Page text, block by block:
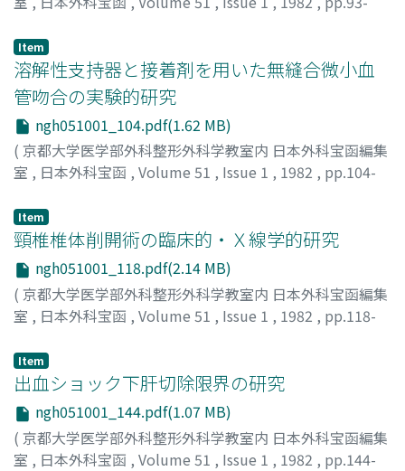
岡本, 新一郎
Item
溶解性支持器と接着剤を用いた無縫合微小血
管吻合の実験的研究
ngh051001_104.pdf(1.62 MB)
( 京都大学医学部外科整形外科学教室内 日本外科宝函編集
室 , 日本外科宝函 , Volume 51 , Issue 1 , 1982 , pp.104-
山形, 専
Item
頸椎椎体削開術の臨床的・Ｘ線学的研究
ngh051001_118.pdf(2.14 MB)
( 京都大学医学部外科整形外科学教室内 日本外科宝函編集
室 , 日本外科宝函 , Volume 51 , Issue 1 , 1982 , pp.118-
池畑, 孝二郎
Item
出血ショック下肝切除限界の研究
ngh051001_144.pdf(1.07 MB)
( 京都大学医学部外科整形外科学教室内 日本外科宝函編集
室 , 日本外科宝函 , Volume 51 , Issue 1 , 1982 , pp.144-